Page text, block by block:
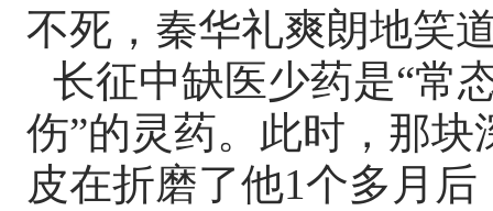
不死，秦华礼爽朗地笑
长征中缺医少药是“常
伤”的灵药。此时，那
皮在折磨了他1个多月